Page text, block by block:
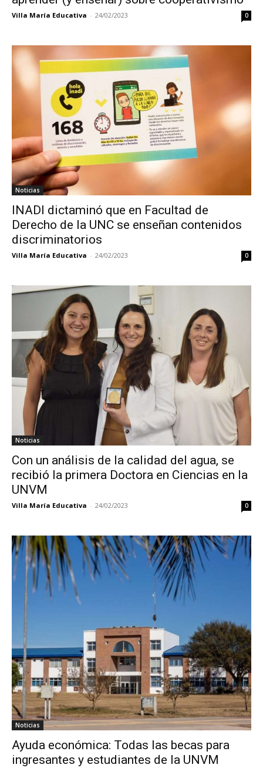
Villa María Educativa - 24/02/2023 0
Noticias
INADI dictaminó que en Facultad de
Derecho de la UNC se enseñan contenidos
discriminatorios
Villa María Educativa - 24/02/2023 0
Noticias
Con un análisis de la calidad del agua, se
recibió la primera Doctora en Ciencias en la
UNVM
Villa María Educativa - 24/02/2023 0
Noticias
Ayuda económica: Todas las becas para
ingresantes y estudiantes de la UNVM